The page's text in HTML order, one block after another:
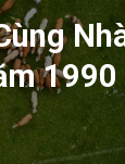
1990